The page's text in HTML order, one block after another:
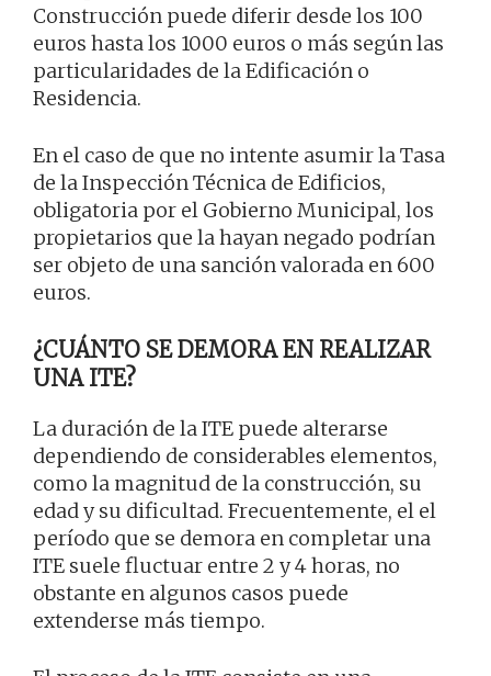
Construcción puede diferir desde los 100
euros hasta los 1000 euros o más según las
particularidades de la Edificación o
Residencia.
En el caso de que no intente asumir la Tasa
de la Inspección Técnica de Edificios,
obligatoria por el Gobierno Municipal, los
propietarios que la hayan negado podrían
ser objeto de una sanción valorada en 600
euros.
¿CUÁNTO SE DEMORA EN REALIZAR
UNA ITE?
La duración de la ITE puede alterarse
dependiendo de considerables elementos,
como la magnitud de la construcción, su
edad y su dificultad. Frecuentemente, el el
período que se demora en completar una
ITE suele fluctuar entre 2 y 4 horas, no
obstante en algunos casos puede
extenderse más tiempo.